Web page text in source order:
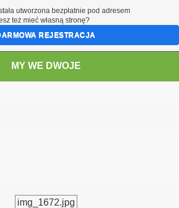
MY WE DWOJE
img_1672.jpg
utworzona bezpłatnie pod adresem
też mieć własną stronę?
REJESTRACJA